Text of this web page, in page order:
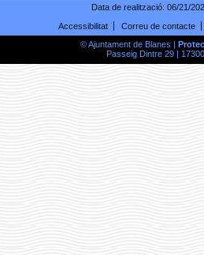
Data de realització: 06/21/
Accessibilitat
Correu de contacte
© Ajuntament de Blanes |
Passeig Dintre 29 |